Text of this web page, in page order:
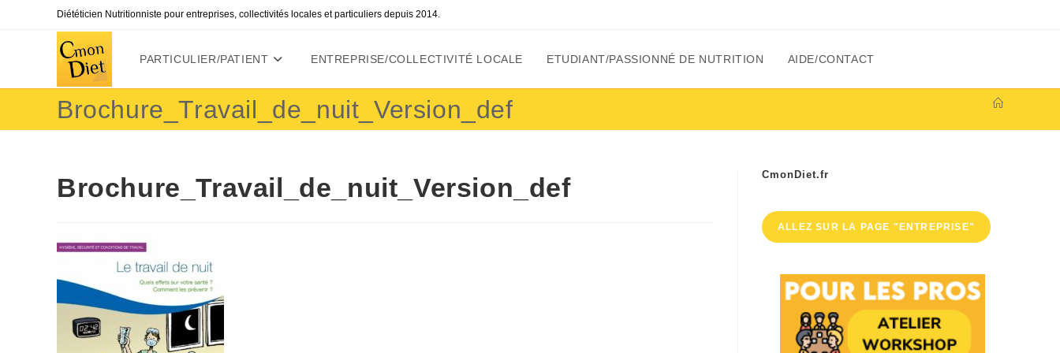
Diététicien Nutritionniste pour entreprises, collectivités locales et particuliers depuis 2014.
PARTICULIER/PATIENT ENTREPRISE/COLLECTIVITÉ LOCALE ETUDIANT/PASSIONNÉ DE NUTRITION AIDE/CONTACT
Brochure_Travail_de_nuit_Version_def
Brochure_Travail_de_nuit_Version_def CmonDiet.fr
ALLEZ SUR LA PAGE "ENTREPRISE"